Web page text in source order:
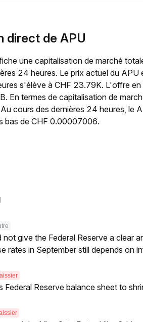
direct de APU
une capitalisation de marché
24 heures. Le prix actuel du
s'élève à CHF 23.79K. L'offre
En termes de capitalisation de
cours des dernières 24 heures, le
bas de CHF 0.00007006.
give the Federal Reserve a clear
rates in September still depends on
Federal Reserve balance sheet to